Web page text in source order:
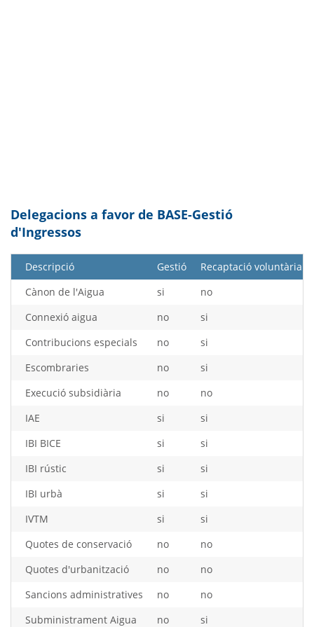
Delegacions a favor de BASE-Gestió
d'Ingressos
Descripció Gestió
Recaptació voluntària
Cànon de l'Aigua
si
no
Connexió aigua
no
si
Contribucions especials
no
si
Escombraries
no
si
Execució subsidiària
no
no
IAE
si
si
IBI BICE
si
si
IBI rústic
si
si
IBI urbà
si
si
IVTM
si
si
Quotes de conservació
no
no
Quotes d'urbanització
no
no
Sancions administratives
no
no
Subministrament Aigua
no si